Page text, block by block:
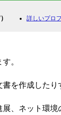
詳しいプロ
。
を作成したり
、ネット環